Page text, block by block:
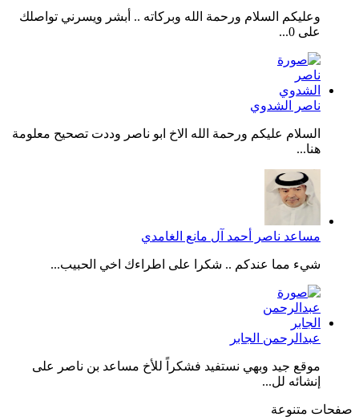
وعليكم السلام ورحمة الله وبركاته .. أبشر ويسرني تواصلك
على 0...
ناصر الشدوي
السلام عليكم ورحمة الله الاخ ابو ناصر وددت تصحيح معلومة
هنا...
مساعد ناصر أحمد آل مانع الغامدي
شيء مما عندكم .. شكرا على اطراءك اخي الحبيب...
عبدالرحمن الجابر
موقع جيد وبهي نستفيد فشكراً للأخ مساعد بن ناصر على
إنشائه لل...
صفحات متنوعة